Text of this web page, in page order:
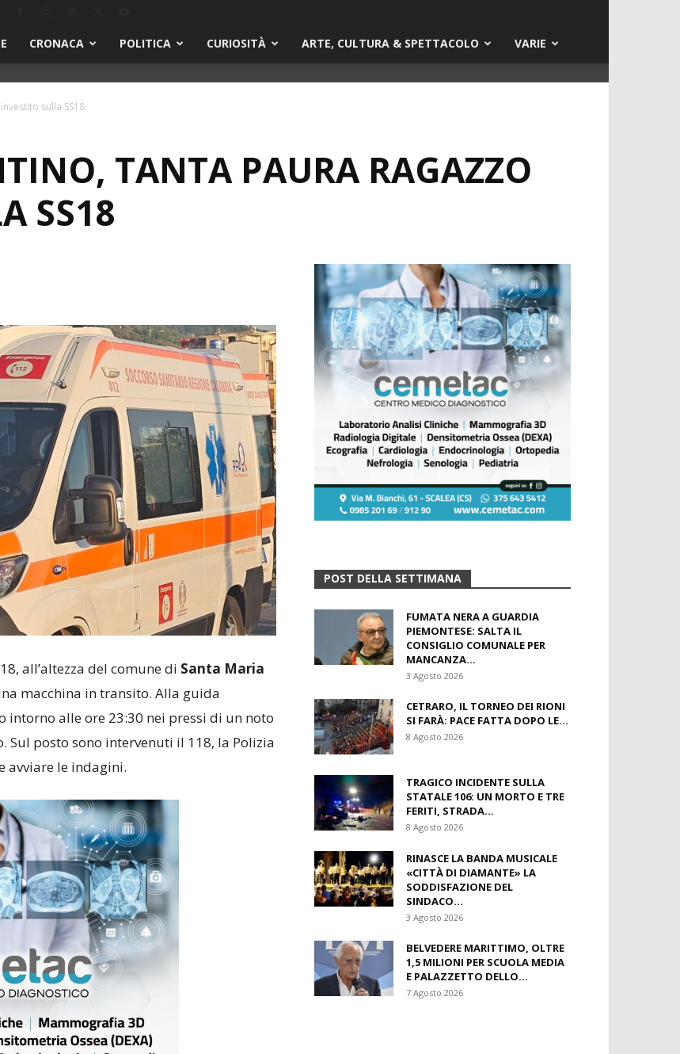
CRONACA POLITICA CURIOSITÀ ARTE, CULTURA & SPETTACOLO VARIE
sulla SS18
TANTA PAURA RAGAZZO
SS18
all’altezza del comune di Santa Maria
macchina in transito. Alla guida
intorno alle ore 23:30 nei pressi di un noto
Sul posto sono intervenuti il 118, la Polizia
avviare le indagini.
POST DELLA SETTIMANA
FUMATA NERA A GUARDIA
PIEMONTESE: SALTA IL
CONSIGLIO COMUNALE PER
MANCANZA...
3 Agosto 2026
CETRARO, IL TORNEO DEI RIONI
SI FARÀ: PACE FATTA DOPO LE...
8 Agosto 2026
TRAGICO INCIDENTE SULLA
STATALE 106: UN MORTO E TRE
FERITI, STRADA...
8 Agosto 2026
RINASCE LA BANDA MUSICALE
«CITTÀ DI DIAMANTE» LA
SODDISFAZIONE DEL
SINDACO...
3 Agosto 2026
BELVEDERE MARITTIMO, OLTRE
1,5 MILIONI PER SCUOLA MEDIA
E PALAZZETTO DELLO...
7 Agosto 2026